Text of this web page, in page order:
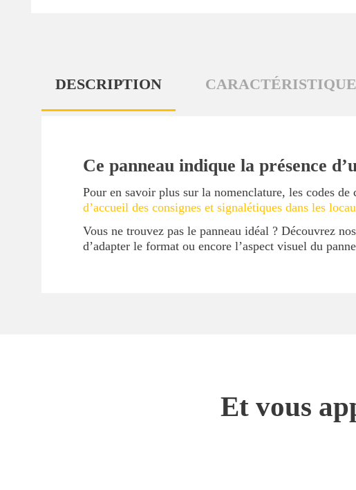
DESCRIPTION
Ce panneau indique la présence
Pour en savoir plus sur la nomenclature, les codes
d’accueil des consignes et signalétiques dans les
Vous ne trouvez pas le panneau idéal ? Découvrez nos
d’adapter le format ou encore l’aspect visuel du
Et vous